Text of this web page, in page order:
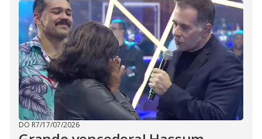
DO R7/17/07/2026